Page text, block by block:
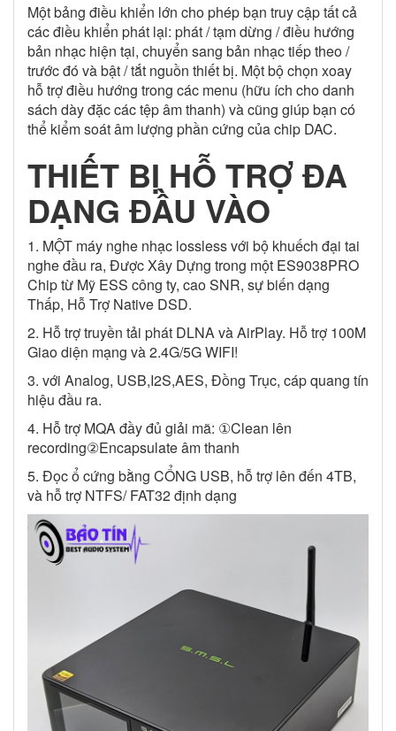
Một bảng điều khiển lớn cho phép bạn truy cập tất cả
các điều khiển phát lại: phát / tạm dừng / điều hướng
bản nhạc hiện tại, chuyển sang bản nhạc tiếp theo /
trước đó và bật / tắt nguồn thiết bị. Một bộ chọn xoay
hỗ trợ điều hướng trong các menu (hữu ích cho danh
sách dày đặc các tệp âm thanh) và cũng giúp bạn có
thể kiểm soát âm lượng phần cứng của chip DAC.
THIẾT BỊ HỖ TRỢ ĐA
DẠNG ĐẦU VÀO
1. MỘT máy nghe nhạc lossless với bộ khuếch đại tai
nghe đầu ra, Được Xây Dựng trong một ES9038PRO
Chip từ Mỹ ESS công ty, cao SNR, sự biến dạng
Thấp, Hỗ Trợ Native DSD.
2. Hỗ trợ truyền tải phát DLNA và AirPlay. Hỗ trợ 100M
Giao diện mạng và 2.4G/5G WIFI!
3. với Analog, USB,I2S,AES, Đồng Trục, cáp quang tín
hiệu đầu ra.
4. Hỗ trợ MQA đầy đủ giải mã: ①Clean lên
recording②Encapsulate âm thanh
5. Đọc ổ cứng bằng CỔNG USB, hỗ trợ lên đến 4TB,
và hỗ trợ NTFS/ FAT32 định dạng